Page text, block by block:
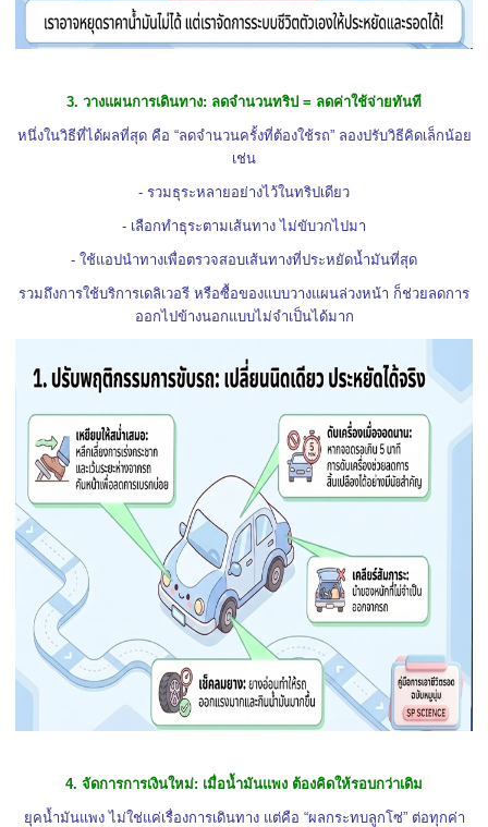
3. วางแผนการเดินทาง: ลดจำนวนทริป = ลดค่าใช้จ่ายทันที
หนึ่งในวิธีที่ได้ผลที่สุด คือ “ลดจำนวนครั้งที่ต้องใช้รถ” ลองปรับวิธีคิดเล็กน้อย
เช่น
- รวมธุระหลายอย่างไว้ในทริปเดียว
- เลือกทำธุระตามเส้นทาง ไม่ขับวกไปมา
- ใช้แอปนำทางเพื่อตรวจสอบเส้นทางที่ประหยัดน้ำมันที่สุด
รวมถึงการใช้บริการเดลิเวอรี หรือซื้อของแบบวางแผนล่วงหน้า ก็ช่วยลดการ
ออกไปข้างนอกแบบไม่จำเป็นได้มาก
4. จัดการการเงินใหม่: เมื่อน้ำมันแพง ต้องคิดให้รอบกว่าเดิม
ยุคน้ำมันแพง ไม่ใช่แค่เรื่องการเดินทาง แต่คือ “ผลกระทบลูกโซ่” ต่อทุกค่า